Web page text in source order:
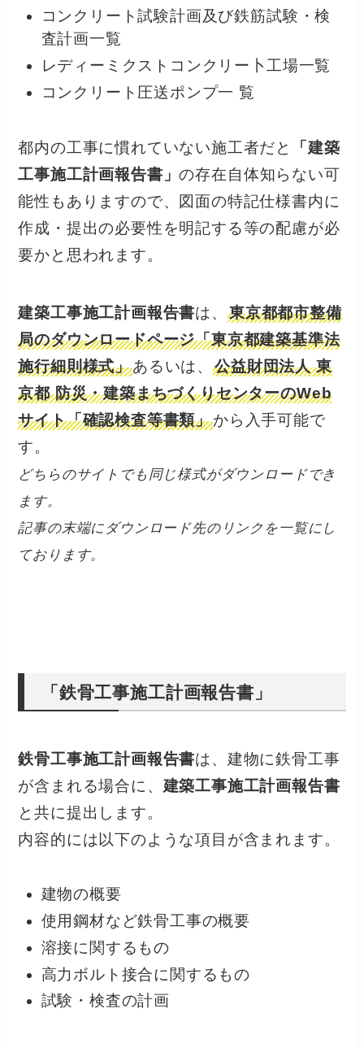
コンクリート試験計画及び鉄筋試験・検
査計画一覧
レディーミクストコンクリー卜工場一覧
コンクリート圧送ポンプ一 覧
都内の工事に慣れていない施工者だと
「建築
工事施工計画報告書」の存在自体知らない可
能性もありますので、図面の特記仕様書内に
作成・提出の必要性を明記する等の配慮が必
要かと思われます。
建築工事施工計画報告書は、 東京都都市整備
局のダウンロードページ「東京都建築基準法
施行細則様式」あるいは、公益財団法人 東
京都 防災・建築まちづくりセンターのWeb
サイト「確認検査等書類」から入手可能で
す。
どちらのサイトでも同じ様式がダウンロードでき
ます。
記事の末端にダウンロード先のリンクを一覧にし
ております。
「鉄骨工事施工計画報告書」
鉄骨工事施工計画報告書は、建物に鉄骨工事
が含まれる場合に、 建築工事施工計画報告書
と共に提出します。
内容的には以下のような項目が含まれます。
建物の概要
使用鋼材など鉄骨工事の概要
溶接に関するもの
高力ボルト接合に関するもの
試験・検査の計画